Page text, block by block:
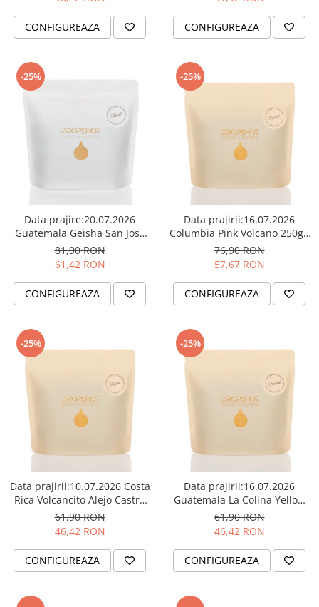
Cutite de macinare
Sticle refolosibile
Gemilai
AeroPress
Almar
ANKOMN
Ascaso
Barista & CO
Bartscher
Bellezza
Bialetti
Bravilor
Brewista
Bunn
Cafea de Specialitate
Cafelat
Cafflano
CONFIGUREAZA CONFIGUREAZA
-25%
Data prajire:20.07.2026
Guatemala Geisha San Jose
Ocana 250G - Cafea de
specialitate DROPSHOT
81,90 RON
61,42 RON
CONFIGUREAZA
-25%
Data prajirii:16.07.2026
Columbia Pink Volcano 250g -
Cafea de specialitate
DROPSHOT
76,90 RON
57,67 RON
CONFIGUREAZA
-25%
Data prajirii:10.07.2026 Costa
Rica Volcancito Alejo Castro
250g - Cafea de specialitate
DROPSHOT
61,90 RON
46,42 RON
CONFIGUREAZA
-25%
Data prajirii:16.07.2026
Guatemala La Colina Yellow
Bourbon 250g - Cafea de
specialitate DROPSHOT
61,90 RON
46,42 RON
CONFIGUREAZA